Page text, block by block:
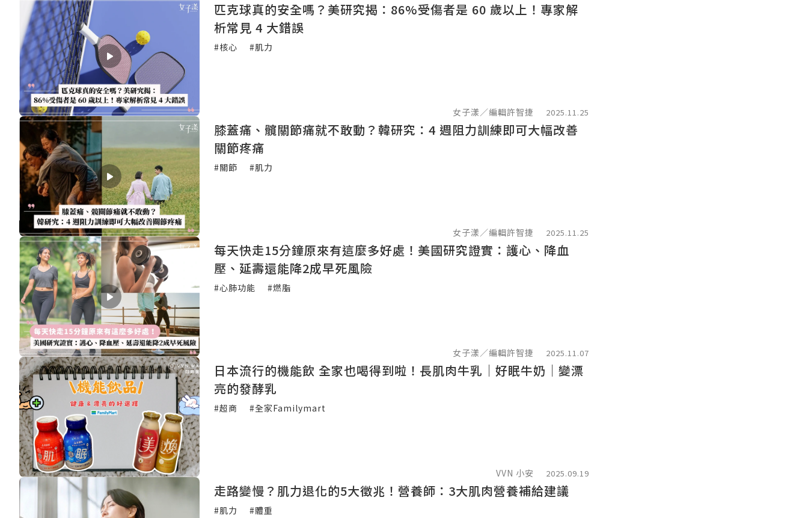
匹克球真的安全嗎？美研究揭：86%受傷者是 60 歲以上！專家解
析常見 4 大錯誤
#核心 #肌力
女子漾／編輯許智捷 2025.11.25
膝蓋痛、髖關節痛就不敢動？韓研究：4 週阻力訓練即可大幅改善
關節疼痛
#關節 #肌力
女子漾／編輯許智捷 2025.11.25
每天快走15分鐘原來有這麼多好處！美國研究證實：護心、降血
壓、延壽還能降2成早死風險
#心肺功能 #燃脂
女子漾／編輯許智捷 2025.11.07
日本流行的機能飲 全家也喝得到啦！長肌肉牛乳｜好眠牛奶｜變漂
亮的發酵乳
#超商 #全家Familymart
VVN 小安 2025.09.19
走路變慢？肌力退化的5大徵兆！營養師：3大肌肉營養補給建議
#肌力 #體重